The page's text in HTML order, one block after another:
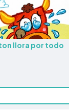
llora por todo